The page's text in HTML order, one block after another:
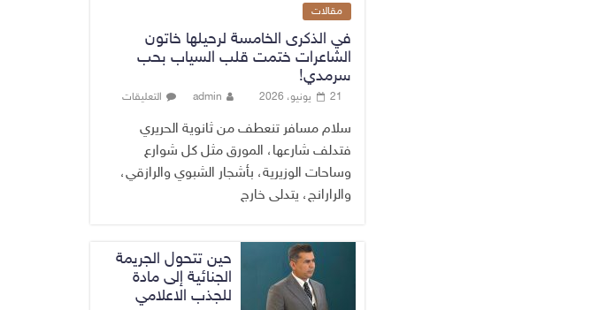
مقالات
في الذكرى الخامسة لرحيلها خاتون
الشاعرات ختمت قلب السياب بحب
سرمدي!
21 يونيو، 2026 admin التعليقات
سلام مسافر تنعطف من ثانوية الحريري
فتدلف شارعها، المورق مثل كل شوارع
وساحات الوزيرية، بأشجار الشبوي والرازقي،
والرارانج، يتدلى خارج
حين تتحول الجريمة
الجنائية إلى مادة
للجذب الاعلامي